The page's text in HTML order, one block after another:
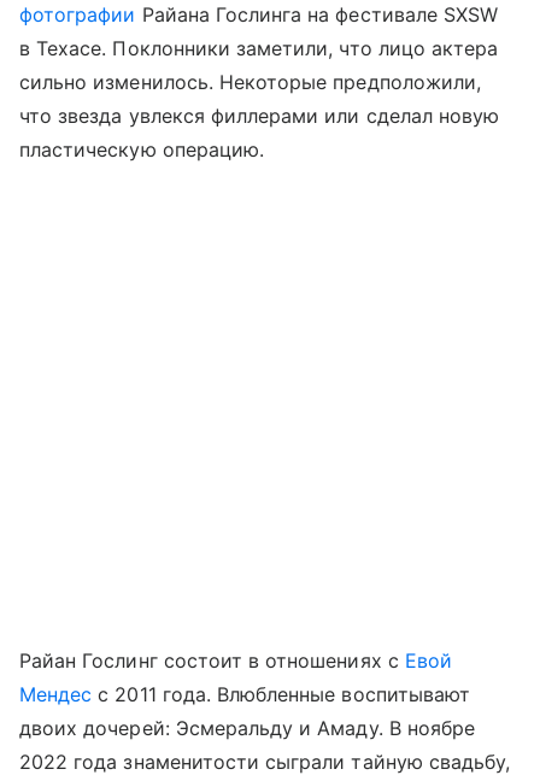
фотографии Райана Гослинга на фестивале SXSW
в Техасе. Поклонники заметили, что лицо актера
сильно изменилось. Некоторые предположили,
что звезда увлекся филлерами или сделал новую
пластическую операцию.
Райан Гослинг состоит в отношениях с Евой
Мендес с 2011 года. Влюбленные воспитывают
двоих дочерей: Эсмеральду и Амаду. В ноябре
2022 года знаменитости сыграли тайную свадьбу,